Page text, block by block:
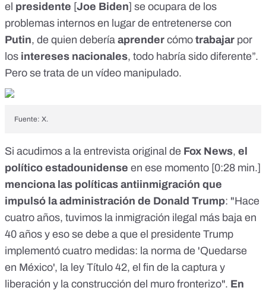
el presidente [Joe Biden] se ocupara de los
problemas internos en lugar de entretenerse con
Putin, de quien debería aprender cómo trabajar por
los intereses nacionales, todo habría sido diferente”.
Pero se trata de un vídeo manipulado.
Fuente: X.
Si acudimos a la entrevista original de Fox News, el
político estadounidense en ese momento [0:28 min.]
menciona las políticas antiinmigración que
impulsó la administración de Donald Trump: "Hace
cuatro años, tuvimos la inmigración ilegal más baja en
40 años y eso se debe a que el presidente Trump
implementó cuatro medidas: la norma de 'Quedarse
en México', la ley Título 42, el fin de la captura y
liberación y la construcción del muro fronterizo". En